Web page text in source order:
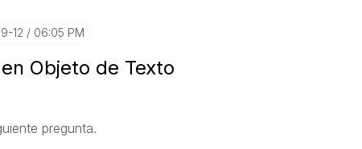
12 06:05 PM
Objeto de Texto
pregunta.